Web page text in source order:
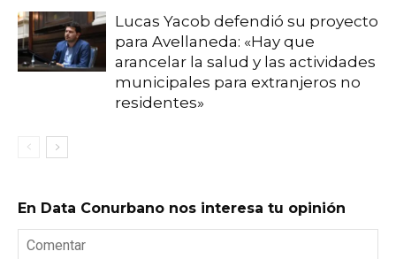
Lucas Yacob defendió su proyecto
para Avellaneda: «Hay que
arancelar la salud y las actividades
municipales para extranjeros no
residentes»
En Data Conurbano nos interesa tu opinión